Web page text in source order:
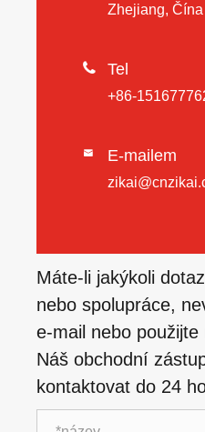
Zhejiang, Čína
 Tel
+86-
 E-mailem
Máte-li jakýkoli
nebo spolupráce,
e-mail nebo
Náš obchodní
kontaktovat do 24